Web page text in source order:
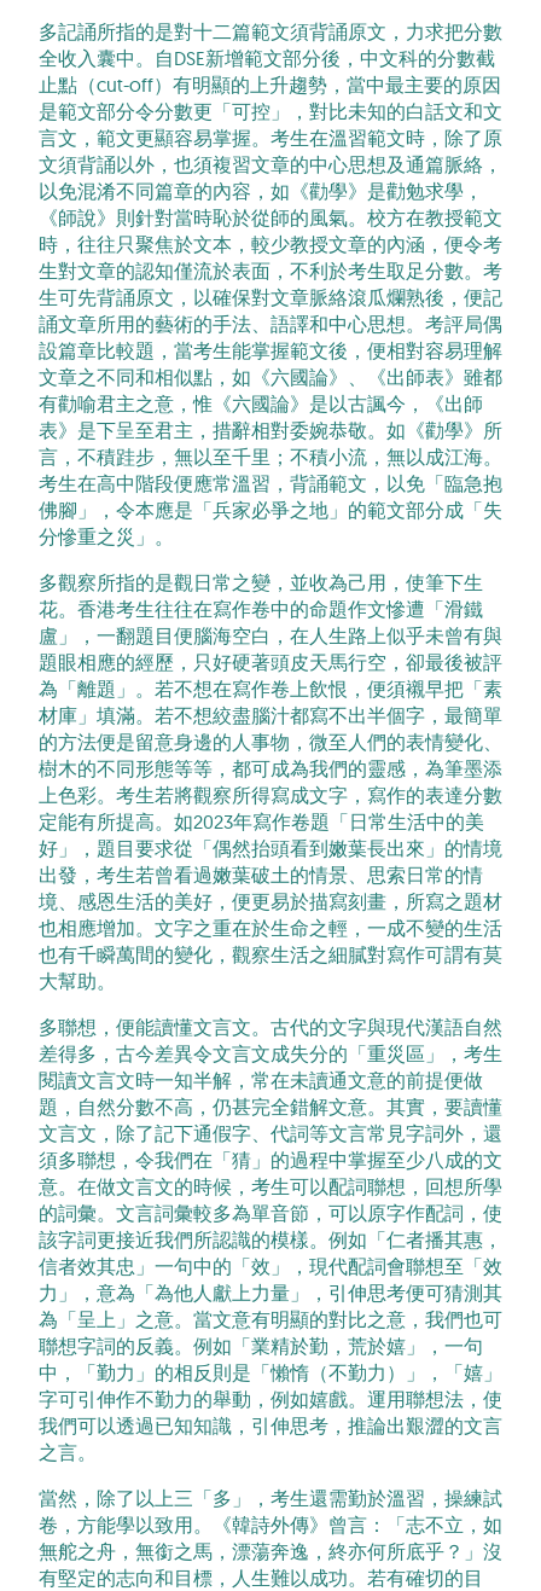
多記誦所指的是對十二篇範文須背誦原文，力求把分數
全收入囊中。自DSE新增範文部分後，中文科的分數截
止點（cut-off）有明顯的上升趨勢，當中最主要的原因
是範文部分令分數更「可控」，對比未知的白話文和文
言文，範文更顯容易掌握。考生在溫習範文時，除了原
文須背誦以外，也須複習文章的中心思想及通篇脈絡，
以免混淆不同篇章的內容，如《勸學》是勸勉求學，
《師說》則針對當時恥於從師的風氣。校方在教授範文
時，往往只聚焦於文本，較少教授文章的內涵，便令考
生對文章的認知僅流於表面，不利於考生取足分數。考
生可先背誦原文，以確保對文章脈絡滾瓜爛熟後，便記
誦文章所用的藝術的手法、語譯和中心思想。考評局偶
設篇章比較題，當考生能掌握範文後，便相對容易理解
文章之不同和相似點，如《六國論》、《出師表》雖都
有勸喻君主之意，惟《六國論》是以古諷今，《出師
表》是下呈至君主，措辭相對委婉恭敬。如《勸學》所
言，不積跬步，無以至千里；不積小流，無以成江海。
考生在高中階段便應常溫習，背誦範文，以免「臨急抱
佛腳」，令本應是「兵家必爭之地」的範文部分成「失
分慘重之災」。
多觀察所指的是觀日常之變，並收為己用，使筆下生
花。香港考生往往在寫作卷中的命題作文慘遭「滑鐵
盧」，一翻題目便腦海空白，在人生路上似乎未曾有與
題眼相應的經歷，只好硬著頭皮天馬行空，卻最後被評
為「離題」。若不想在寫作卷上飲恨，便須襯早把「素
材庫」填滿。若不想絞盡腦汁都寫不出半個字，最簡單
的方法便是留意身邊的人事物，微至人們的表情變化、
樹木的不同形態等等，都可成為我們的靈感，為筆墨添
上色彩。考生若將觀察所得寫成文字，寫作的表達分數
定能有所提高。如2023年寫作卷題「日常生活中的美
好」，題目要求從「偶然抬頭看到嫩葉長出來」的情境
出發，考生若曾看過嫩葉破土的情景、思索日常的情
境、感恩生活的美好，便更易於描寫刻畫，所寫之題材
也相應增加。文字之重在於生命之輕，一成不變的生活
也有千瞬萬間的變化，觀察生活之細膩對寫作可謂有莫
大幫助。
多聯想，便能讀懂文言文。古代的文字與現代漢語自然
差得多，古今差異令文言文成失分的「重災區」，考生
閱讀文言文時一知半解，常在未讀通文意的前提便做
題，自然分數不高，仍甚完全錯解文意。其實，要讀懂
文言文，除了記下通假字、代詞等文言常見字詞外，還
須多聯想，令我們在「猜」的過程中掌握至少八成的文
意。在做文言文的時候，考生可以配詞聯想，回想所學
的詞彙。文言詞彙較多為單音節，可以原字作配詞，使
該字詞更接近我們所認識的模樣。例如「仁者播其惠，
信者效其忠」一句中的「效」，現代配詞會聯想至「效
力」，意為「為他人獻上力量」，引伸思考便可猜測其
為「呈上」之意。當文意有明顯的對比之意，我們也可
聯想字詞的反義。例如「業精於勤，荒於嬉」，一句
中，「勤力」的相反則是「懶惰（不勤力）」，「嬉」
字可引伸作不勤力的舉動，例如嬉戲。運用聯想法，使
我們可以透過已知知識，引伸思考，推論出艱澀的文言
之言。
當然，除了以上三「多」，考生還需勤於溫習，操練試
卷，方能學以致用。《韓詩外傳》曾言：「志不立，如
無舵之舟，無銜之馬，漂蕩奔逸，終亦何所底乎？」沒
有堅定的志向和目標，人生難以成功。若有確切的目